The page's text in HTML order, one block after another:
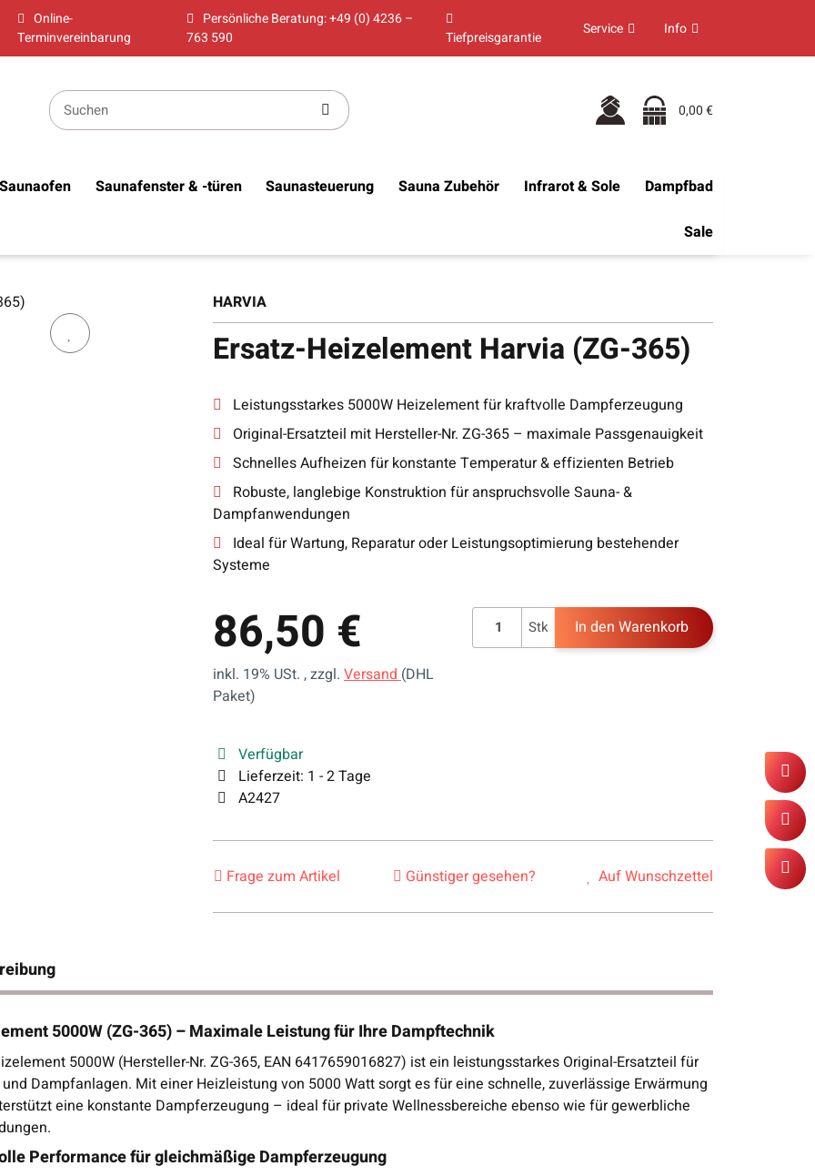
Online-
Terminvereinbarung
Persönliche Beratung: +49 (0) 4236 –
763 590
Tiefpreisgarantie Service Info
0,00 €
Saunaofen Saunafenster & -türen Saunasteuerung Sauna Zubehör Infrarot & Sole Dampfbad
Sale
HARVIA
Ersatz-Heizelement Harvia (ZG-365)
Leistungsstarkes 5000W Heizelement für kraftvolle Dampferzeugung
Original-Ersatzteil mit Hersteller-Nr. ZG-365 – maximale Passgenauigkeit
Schnelles Aufheizen für konstante Temperatur & effizienten Betrieb
Robuste, langlebige Konstruktion für anspruchsvolle Sauna- &
Dampfanwendungen
Ideal für Wartung, Reparatur oder Leistungsoptimierung bestehender
Systeme
86,50 €
inkl. 19% USt. , zzgl. Versand(DHL
Paket)
Verfügbar
Lieferzeit: 1 - 2 Tage
A2427
Stk In den Warenkorb
Frage zum Artikel Günstiger gesehen? Auf Wunschzettel
5000W (ZG-365) – Maximale Leistung für Ihre Dampftechnik
5000W (Hersteller-Nr. ZG-365, EAN 6417659016827) ist ein leistungsstarkes Original-Ersatzteil für
Dampfanlagen. Mit einer Heizleistung von 5000 Watt sorgt es für eine schnelle, zuverlässige Erwärmung
eine konstante Dampferzeugung – ideal für private Wellnessbereiche ebenso wie für gewerbliche
Performance für gleichmäßige Dampferzeugung